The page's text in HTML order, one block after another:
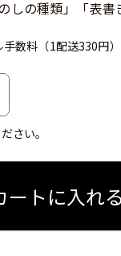
しの種類」「表
数料（1配送330円
さい。
ートに入れる